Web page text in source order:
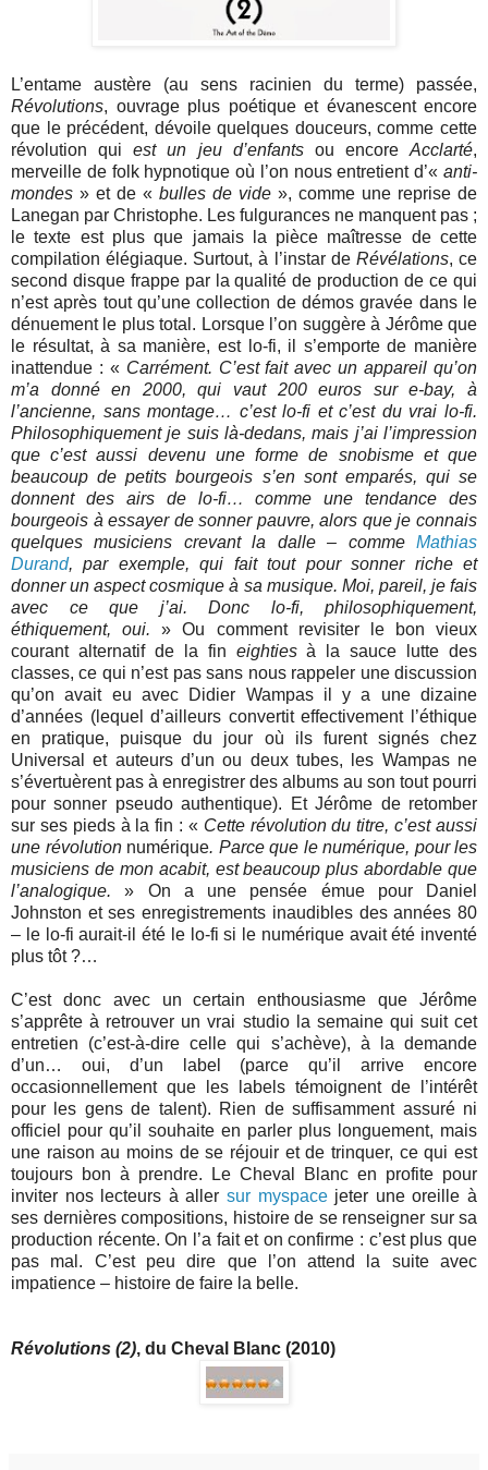
L’entame austère (au sens racinien du terme) passée,
Révolutions, ouvrage plus poétique et évanescent encore
que le précédent, dévoile quelques douceurs, comme cette
révolution quiest un jeu d’enfantsou encore Acclarté,
merveille de folk hypnotique où l’on nous entretient d’« anti-
mondes » et de « bulles de vide », comme une reprise de
Lanegan par Christophe. Les fulgurances ne manquent pas ;
le texte est plus que jamais la pièce maîtresse de cette
compilation élégiaque. Surtout, à l’instar de Révélations, ce
second disque frappe par la qualité de production de ce qui
n’est après tout qu’une collection de démos gravée dans le
dénuement le plus total. Lorsque l’on suggère à Jérôme que
le résultat, à sa manière, est lo-fi, il s’emporte de manière
inattendue : « Carrément. C’est fait avec un appareil qu’on
m’a donné en 2000, qui vaut 200 euros sur e-bay, à
l’ancienne, sans montage… c’est lo-fi et c’est du vrai lo-fi.
Philosophiquement je suis là-dedans, mais j’ai l’impression
que c’est aussi devenu une forme de snobisme et que
beaucoup de petits bourgeois s’en sont emparés, qui se
donnent des airs de lo-fi… comme une tendance des
bourgeois à essayer de sonner pauvre, alors que je connais
quelques musiciens crevant la dalle – comme Mathias
Durand, par exemple, qui fait tout pour sonner riche et
donner un aspect cosmique à sa musique. Moi, pareil, je fais
avec ce que j’ai. Donc lo-fi, philosophiquement,
éthiquement, oui. » Ou comment revisiter le bon vieux
courant alternatif de la fin eightiesà la sauce lutte des
classes, ce qui n’est pas sans nous rappeler une discussion
qu’on avait eu avec Didier Wampas il y a une dizaine
d’années (lequel d’ailleurs convertit effectivement l’éthique
en pratique, puisque du jour où ils furent signés chez
Universal et auteurs d’un ou deux tubes, les Wampas ne
s’évertuèrent pas à enregistrer des albums au son tout pourri
pour sonner pseudo authentique). Et Jérôme de retomber
sur ses pieds à la fin : « Cette révolution du titre, c’est aussi
une révolutionnumérique. Parce que le numérique, pour les
musiciens de mon acabit, est beaucoup plus abordable que
l’analogique. » On a une pensée émue pour Daniel
Johnston et ses enregistrements inaudibles des années 80
– le lo-fi aurait-il été le lo-fi si le numérique avait été inventé
plus tôt ?…
C’est donc avec un certain enthousiasme que Jérôme
s’apprête à retrouver un vrai studio la semaine qui suit cet
entretien (c’est-à-dire celle qui s’achève), à la demande
d’un… oui, d’un label (parce qu’il arrive encore
occasionnellement que les labels témoignent de l’intérêt
pour les gens de talent). Rien de suffisamment assuré ni
officiel pour qu’il souhaite en parler plus longuement, mais
une raison au moins de se réjouir et de trinquer, ce qui est
toujours bon à prendre. Le Cheval Blanc en profite pour
inviter nos lecteurs à aller sur myspacejeter une oreille à
ses dernières compositions, histoire de se renseigner sur sa
production récente. On l’a fait et on confirme : c’est plus que
pas mal. C’est peu dire que l’on attend la suite avec
impatience – histoire de faire la belle.
Révolutions (2), du Cheval Blanc (2010)